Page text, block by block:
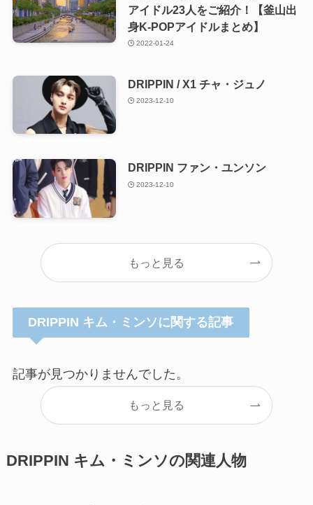
アイドル23人をご紹介！【釜山出
身K-POPアイドルまとめ】
2022-01-24
DRIPPIN / X1 チャ・ジュノ
2023-12-10
DRIPPIN ファン・ユンソン
2023-12-10
もっと見る
DRIPPIN キム・ミンソに関する記事
記事が見つかりませんでした。
もっと見る
DRIPPIN キム・ミンソの関連人物